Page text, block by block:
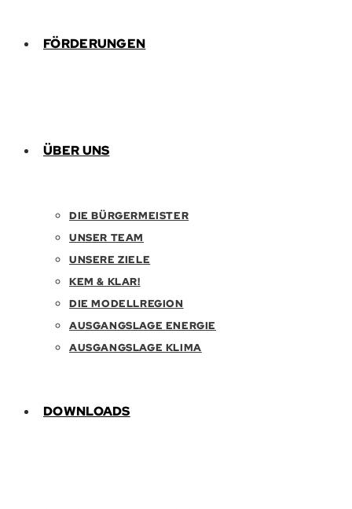
FÖRDERUNGEN
ÜBER UNS
DIE BÜRGERMEISTER
UNSER TEAM
UNSERE ZIELE
KEM & KLAR!
DIE MODELLREGION
AUSGANGSLAGE ENERGIE
AUSGANGSLAGE KLIMA
DOWNLOADS